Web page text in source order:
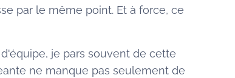
par le même point. Et à force, ce
je pars souvent de cette
ne manque pas seulement de